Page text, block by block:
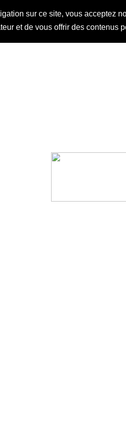
sur ce site, vous acceptez
et de vous offrir des contenus